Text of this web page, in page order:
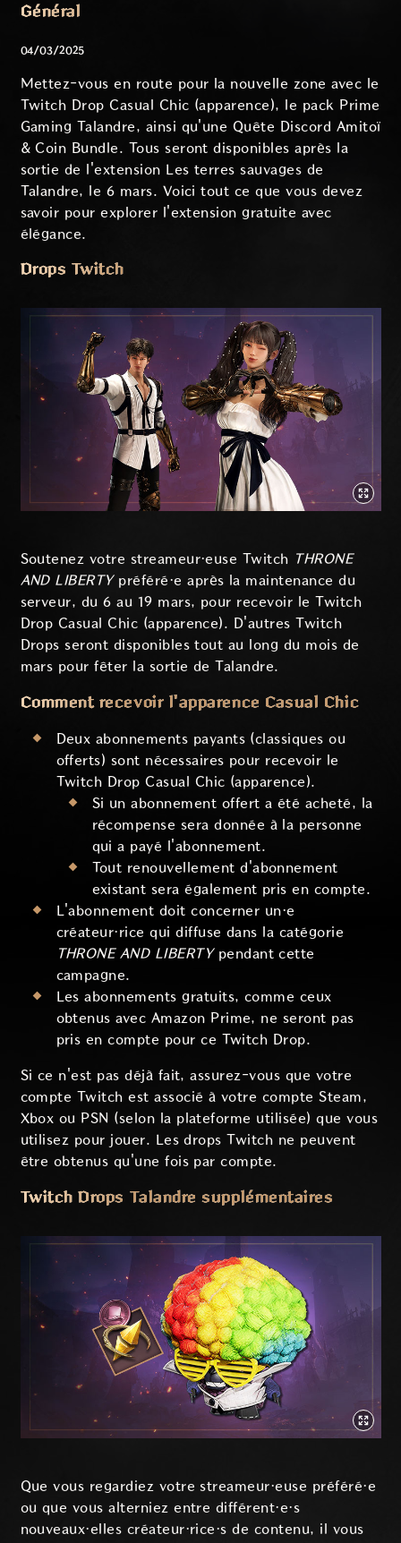
Général
04/03/2025
Mettez-vous en route pour la nouvelle zone avec le
Twitch Drop Casual Chic (apparence), le pack Prime
Gaming Talandre, ainsi qu'une Quête Discord Amitoï
& Coin Bundle. Tous seront disponibles après la
sortie de l'extension Les terres sauvages de
Talandre, le 6 mars. Voici tout ce que vous devez
savoir pour explorer l'extension gratuite avec
élégance.
Drops Twitch
Soutenez votre streameur·euse Twitch THRONE
AND LIBERTYpréféré·e après la maintenance du
serveur, du 6 au 19 mars, pour recevoir le Twitch
Drop Casual Chic (apparence). D'autres Twitch
Drops seront disponibles tout au long du mois de
mars pour fêter la sortie de Talandre.
Comment recevoir l'apparence Casual Chic
Deux abonnements payants (classiques ou
offerts) sont nécessaires pour recevoir le
Twitch Drop Casual Chic (apparence).
Si un abonnement offert a été acheté, la
récompense sera donnée à la personne
qui a payé l'abonnement.
Tout renouvellement d'abonnement
existant sera également pris en compte.
L'abonnement doit concerner un·e
créateur·rice qui diffuse dans la catégorie
THRONE AND LIBERTYpendant cette
campagne.
Les abonnements gratuits, comme ceux
obtenus avec Amazon Prime, ne seront pas
pris en compte pour ce Twitch Drop.
Si ce n'est pas déjà fait, assurez-vous que votre
compte Twitch est associé à votre compte Steam,
Xbox ou PSN (selon la plateforme utilisée) que vous
utilisez pour jouer. Les drops Twitch ne peuvent
être obtenus qu'une fois par compte.
Twitch Drops Talandre supplémentaires
Que vous regardiez votre streameur·euse préféré·e
ou que vous alterniez entre différent·e·s
nouveaux·elles créateur·rice·s de contenu, il vous